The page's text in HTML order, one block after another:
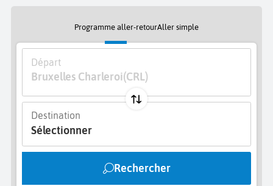
Programme aller-retourAller simple
Départ
Bruxelles Charleroi(CRL)
Destination
Sélectionner
Rechercher